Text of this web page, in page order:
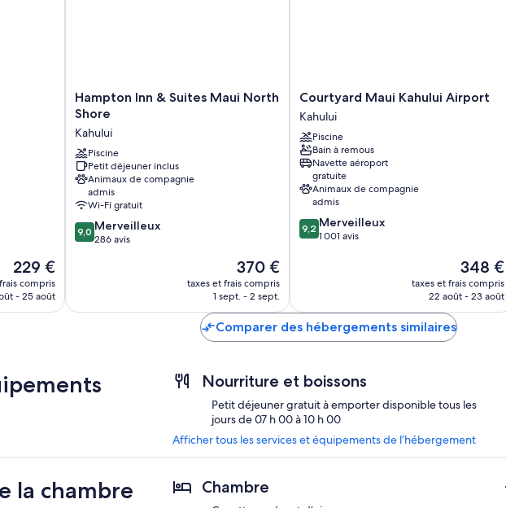
Lanai, réfrigérateur et ventilateur de plafond
Le
nouveau
prix
229 €
compris
- 25 août
Hampton
Inn
Suites
Maui
North
Shore
Kahului
Hampton Inn & Suites Maui North
Shore
Kahului
Piscine
Petit déjeuner inclus
Animaux de compagnie
admis
Wi-Fi gratuit
9.0
sur
9,0 Merveilleux
286 avis
Le
nouveau
prix
de
370 €
370 €
taxes et frais compris
1 sept. - 2 sept.
Courtyard
Maui
Kahului
Airport
Kahului
Courtyard Maui Kahului Airport
Kahului
Piscine
Bain à remous
Navette aéroport
gratuite
Animaux de compagnie
admis
9.2
sur
9,2 Merveilleux
1 001 avis
Le
nouveau
prix
348 €
taxes et frais compris
22 août - 23 août
Comparer des hébergements similaires
Nourriture et boissons
Petit déjeuner gratuit à emporter disponible tous les
jours de 07 h 00 à 10 h 00
Afficher tous les services et équipements de l’hébergement
la chambre Chambre